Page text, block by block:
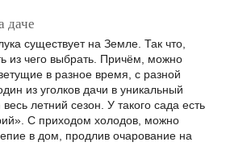
даче
существует на Земле. Так что,
из чего выбрать. Причём, можно
в разное время, с разной
из уголков дачи в уникальный
летний сезон. У такого сада есть
С приходом холодов, можно
в дом, продлив очарование на